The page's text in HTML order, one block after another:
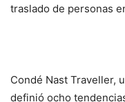
traslado de personas
Condé Nast Traveller,
definió ocho